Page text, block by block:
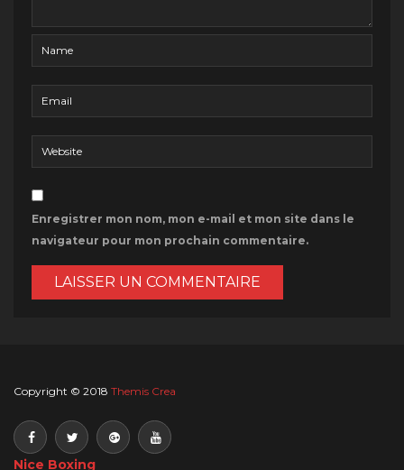
Enregistrer mon nom, mon e-mail et mon site dans le
navigateur pour mon prochain commentaire.
Copyright © 2018 Themis Crea
Nice Boxing